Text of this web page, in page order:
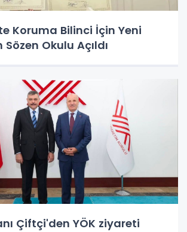
Koruma Bilinci İçin Yeni
Okulu Açıldı
Çiftçi'den YÖK ziyareti